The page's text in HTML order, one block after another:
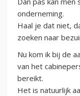
onderneming.
Haal je dat niet,
zoeken naar
Nu kom ik bij de
van het
bereikt.
Het is natuurlijk